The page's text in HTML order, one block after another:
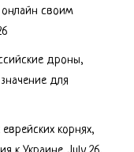
своим
дроны,
для
корнях,